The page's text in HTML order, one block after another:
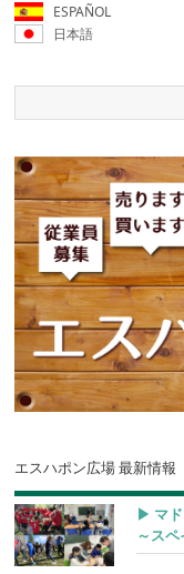
ESPAÑOL
日本語
エスハポン広場 最新情報
▶︎ マ
～ス